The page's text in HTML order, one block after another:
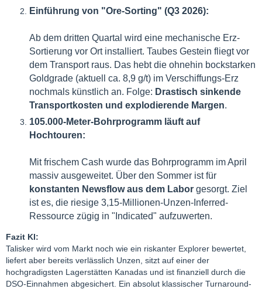
Einführung von "Ore-Sorting" (Q3 2026):
Ab dem dritten Quartal wird eine mechanische Erz-
Sortierung vor Ort installiert. Taubes Gestein fliegt vor
dem Transport raus. Das hebt die ohnehin bockstarken
Goldgrade (aktuell ca. 8,9 g/t) im Verschiffungs-Erz
nochmals künstlich an. Folge: Drastisch sinkende
Transportkosten und explodierende Margen.
105.000-Meter-Bohrprogramm läuft auf
Hochtouren:
Mit frischem Cash wurde das Bohrprogramm im April
massiv ausgeweitet. Über den Sommer ist für
konstanten Newsflow aus dem Labor gesorgt. Ziel
ist es, die riesige 3,15-Millionen-Unzen-Inferred-
Ressource zügig in "Indicated" aufzuwerten.
Fazit KI:
Talisker wird vom Markt noch wie ein riskanter Explorer bewertet,
liefert aber bereits verlässlich Unzen, sitzt auf einer der
hochgradigsten Lagerstätten Kanadas und ist finanziell durch die
DSO-Einnahmen abgesichert. Ein absolut klassischer Turnaround-